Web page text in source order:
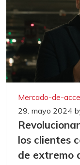
Mercado-de-
29. mayo 2024
los clientes
de extremo